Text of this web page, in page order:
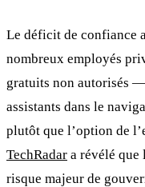
Le déficit de confiance
nombreux employés
gratuits non autorisés
assistants dans le
plutôt que l’option de
TechRadar a révélé que
risque majeur de